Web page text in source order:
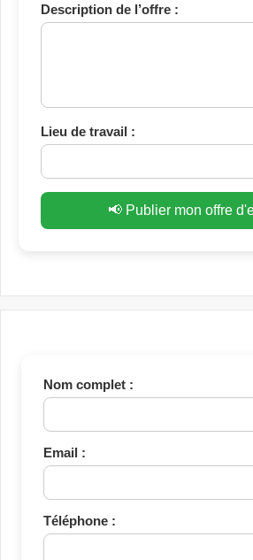
Description de l’offre :
Lieu de travail :
📢 Publier mon offre
Nom complet :
Email :
Téléphone :